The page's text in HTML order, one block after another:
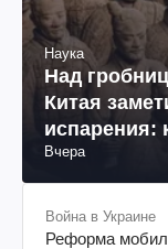
Наука
Над
Китая
испарения:
Вчера
Война в Украине
Реформа